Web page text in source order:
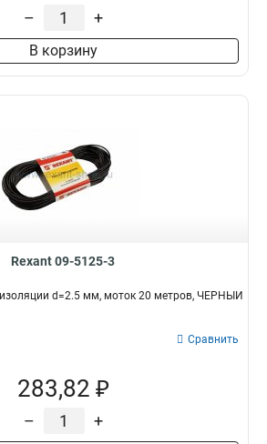
– +
В корзину
Rexant 09-5125-3
d=2.5 мм, моток 20 метров, ЧЕРНЫЙ
Сравнить
283,82 ₽
– +